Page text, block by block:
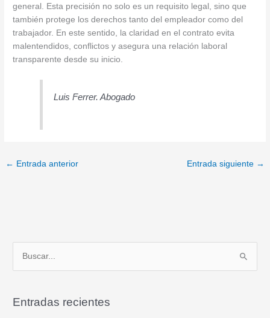
general. Esta precisión no solo es un requisito legal, sino que
también protege los derechos tanto del empleador como del
trabajador. En este sentido, la claridad en el contrato evita
malentendidos, conflictos y asegura una relación laboral
transparente desde su inicio.
Luis Ferrer. Abogado
← Entrada anterior Entrada siguiente →
c
Entradas recientes